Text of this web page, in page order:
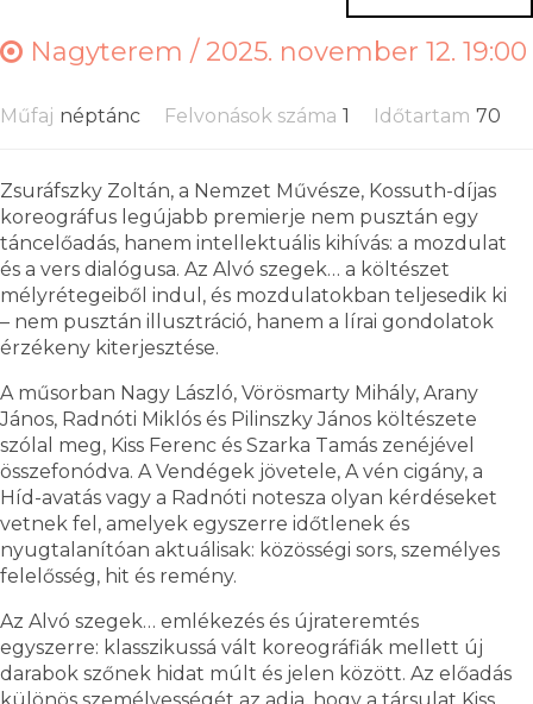
Nagyterem /2025. november 12. 19:00
Műfaj néptánc Felvonások száma 1 Időtartam 70
Zsuráfszky Zoltán, a Nemzet Művésze, Kossuth-díjas
koreográfus legújabb premierje nem pusztán egy
táncelőadás, hanem intellektuális kihívás: a mozdulat
és a vers dialógusa. Az Alvó szegek… a költészet
mélyrétegeiből indul, és mozdulatokban teljesedik ki
– nem pusztán illusztráció, hanem a lírai gondolatok
érzékeny kiterjesztése.
A műsorban Nagy László, Vörösmarty Mihály, Arany
János, Radnóti Miklós és Pilinszky János költészete
szólal meg, Kiss Ferenc és Szarka Tamás zenéjével
összefonódva. A Vendégek jövetele, A vén cigány, a
Híd-avatás vagy a Radnóti notesza olyan kérdéseket
vetnek fel, amelyek egyszerre időtlenek és
nyugtalanítóan aktuálisak: közösségi sors, személyes
felelősség, hit és remény.
Az Alvó szegek… emlékezés és újrateremtés
egyszerre: klasszikussá vált koreográfiák mellett új
darabok szőnek hidat múlt és jelen között. Az előadás
különös személyességét az adja, hogy a társulat Kiss